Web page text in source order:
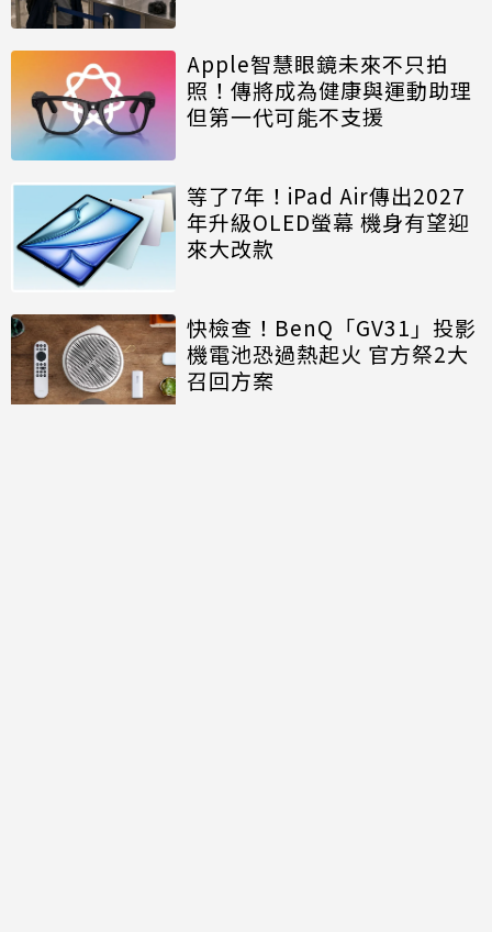
Apple智慧眼鏡未來不只拍
照！傳將成為健康與運動助理
但第一代可能不支援
等了7年！iPad Air傳出2027
年升級OLED螢幕 機身有望迎
來大改款
快檢查！BenQ「GV31」投影
機電池恐過熱起火 官方祭2大
召回方案